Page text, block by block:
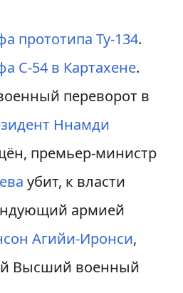
прототипа Ту-134.
C-54 в Картахене.
переворот в
Ннамди
премьер-министр
убит, к власти
армией
Агийи-Иронси,
Высший военный